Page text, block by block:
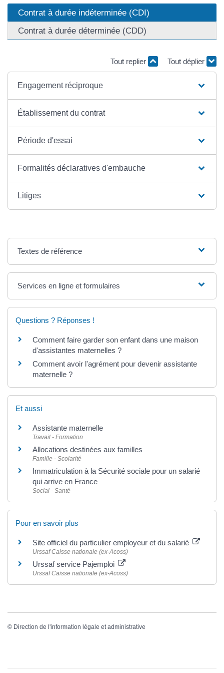
Contrat à durée indéterminée (CDI)
Contrat à durée déterminée (CDD)
Tout replier Tout déplier
Engagement réciproque
Établissement du contrat
Période d'essai
Formalités déclaratives d'embauche
Litiges
Textes de référence
Services en ligne et formulaires
Questions ? Réponses !
Comment faire garder son enfant dans une maison
d'assistantes maternelles ?
Comment avoir l'agrément pour devenir assistante
maternelle ?
Et aussi
Assistante maternelle
Travail - Formation
Allocations destinées aux familles
Famille - Scolarité
Immatriculation à la Sécurité sociale pour un salarié
qui arrive en France
Social - Santé
Pour en savoir plus
Site officiel du particulier employeur et du salarié
Urssaf Caisse nationale (ex-Acoss)
Urssaf service Pajemploi
Urssaf Caisse nationale (ex-Acoss)
© Direction de l'information légale et administrative